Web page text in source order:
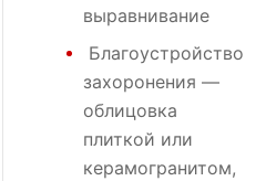
выравнивание
Благоустройство
захоронения —
облицовка
плиткой или
керамогранитом,